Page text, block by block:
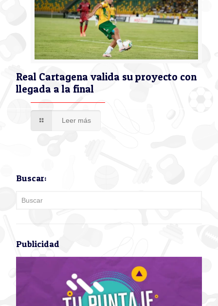
Real Cartagena valida su proyecto con
llegada a la final
Leer más
Buscar:
Publicidad